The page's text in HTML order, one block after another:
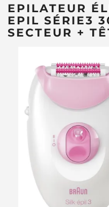
EPILATEUR
EPIL SÉRIE3
SECTEUR +